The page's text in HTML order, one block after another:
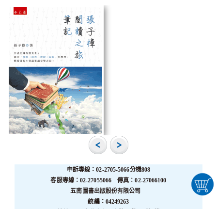
申訴專線：02-2705-5066分機808
客服專線：02-27055066 傳真：02-27066100
五南圖書出版股份有限公司
統編：04249263